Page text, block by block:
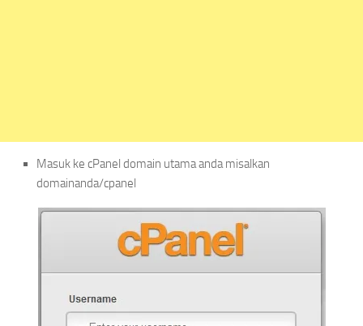
Masuk ke cPanel domain utama anda misalkan
domainanda/cpanel